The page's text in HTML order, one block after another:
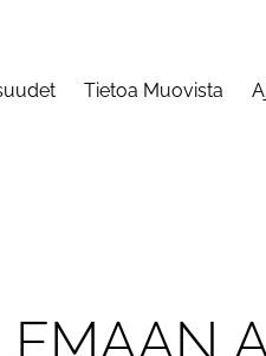
Tietoa Muovista
EMAAN